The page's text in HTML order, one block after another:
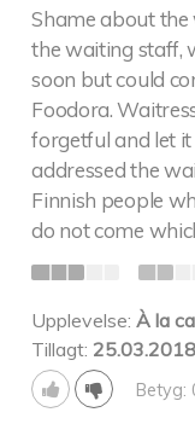
Shame about
the waiting staff,
soon but could
Foodora.
forgetful and let
addressed the
Finnish people
do not come
Upplevelse:À la
Tillagt: 25.03.2018
Betyg: